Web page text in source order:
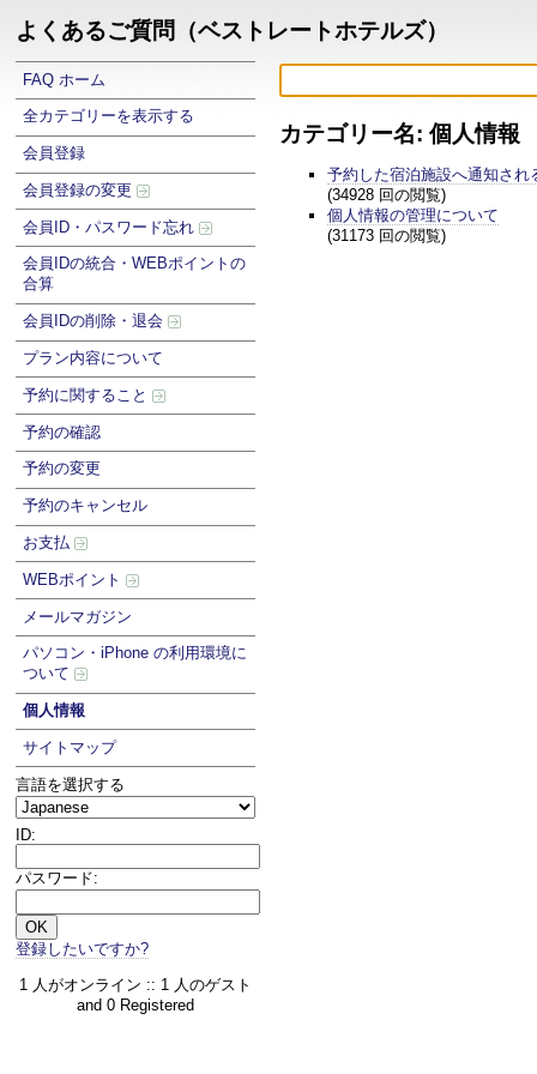
よくあるご質問（ベストレートホテルズ）
FAQ ホーム
全カテゴリーを表示する
会員登録
会員登録の変更
会員ID・パスワード忘れ
会員IDの統合・WEBポイントの
合算
会員IDの削除・退会
プラン内容について
予約に関すること
予約の確認
予約の変更
予約のキャンセル
お支払
WEBポイント
メールマガジン
パソコン・iPhone の利用環境に
ついて
個人情報
サイトマップ
言語を選択する
ID:
パスワード:
登録したいですか?
1 人がオンライン :: 1 人のゲスト
and 0 Registered
カテゴリー名: 個人情報
予約した宿泊施設へ通知され
(34928 回の閲覧)
個人情報の管理について
(31173 回の閲覧)